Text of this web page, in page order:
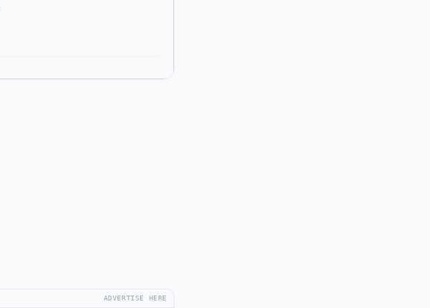
ADVERTISE HERE